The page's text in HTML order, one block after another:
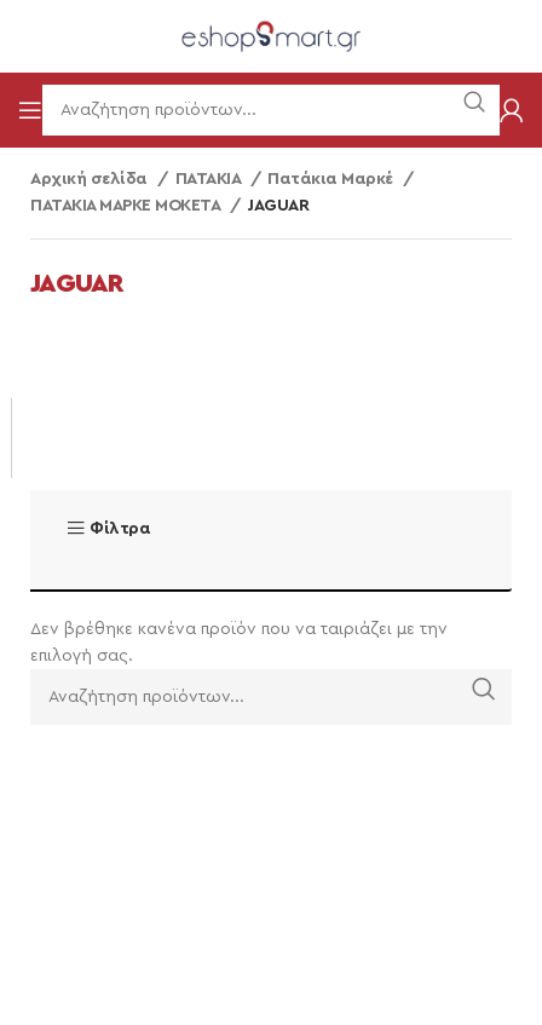
Αρχική σελίδα ΠΑΤΑΚΙΑ
Πατάκια Μαρκέ
ΠΑΤΑΚΙΑ ΜΑΡΚΕ ΜΟΚΕΤΑ
JAGUAR
JAGUAR
Φίλτρα
Δεν βρέθηκε κανένα προϊόν που να ταιριάζει με την
επιλογή σας.